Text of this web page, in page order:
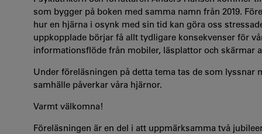
som bygger på boken med samma namn från 2019.
hur en hjärna i osynk med sin tid kan göra oss
uppkopplade börjar få allt tydligare konsekvenser för
informationsflöde från mobiler, läsplattor och skärmar
Under föreläsningen på detta tema tas de som lyssnar
samhälle påverkar våra hjärnor.
Varmt välkomna!
Föreläsningen är en del i att uppmärksamma två